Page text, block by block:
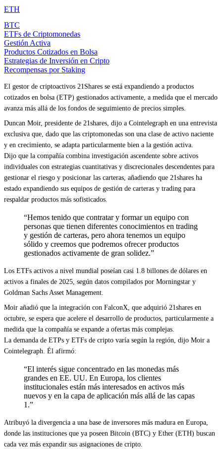
ETH
BTC
ETFs de Criptomonedas
Gestión Activa
Productos Cotizados en Bolsa
Estrategias de Inversión en Cripto
Recompensas por Staking
El gestor de criptoactivos 21Shares se está expandiendo a productos
cotizados en bolsa (ETP) gestionados activamente, a medida que el mercado
avanza más allá de los fondos de seguimiento de precios simples.
Duncan Moir, presidente de 21shares, dijo a Cointelegraph en una entrevista
exclusiva que, dado que las criptomonedas son una clase de activo naciente
y en crecimiento, se adapta particularmente bien a la gestión activa.
Dijo que la compañía combina investigación ascendente sobre activos
individuales con estrategias cuantitativas y discrecionales descendentes para
gestionar el riesgo y posicionar las carteras, añadiendo que 21shares ha
estado expandiendo sus equipos de gestión de carteras y trading para
respaldar productos más sofisticados.
“Hemos tenido que contratar y formar un equipo con
personas que tienen diferentes conocimientos en trading
y gestión de carteras, pero ahora tenemos un equipo
sólido y creemos que podremos ofrecer productos
gestionados activamente de gran solidez.”
Los ETFs activos a nivel mundial poseían casi 1.8 billones de dólares en
activos a finales de 2025, según datos compilados por Morningstar y
Goldman Sachs Asset Management.
Moir añadió que la integración con FalconX, que adquirió 21shares en
octubre, se espera que acelere el desarrollo de productos, particularmente a
medida que la compañía se expande a ofertas más complejas.
La demanda de ETPs y ETFs de cripto varía según la región, dijo Moir a
Cointelegraph. Él afirmó:
“El interés sigue concentrado en las monedas más
grandes en EE. UU. En Europa, los clientes
institucionales están más interesados en activos más
nuevos y en la capa de aplicación más allá de las capas
1.”
Atribuyó la divergencia a una base de inversores más madura en Europa,
donde las instituciones que ya poseen Bitcoin (BTC) y Ether (ETH) buscan
cada vez más expandir sus asignaciones de cripto.